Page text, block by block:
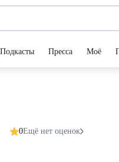
Подкасты Пресса Моё
0Ещё нет оценок